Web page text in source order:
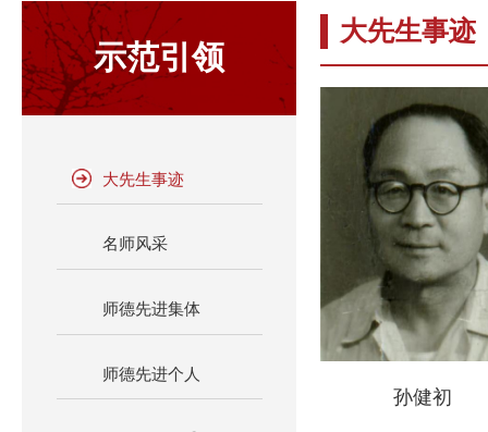
示范引领
大先生事迹
名师风采
师德先进集体
师德先进个人
大先生事迹
孙健初